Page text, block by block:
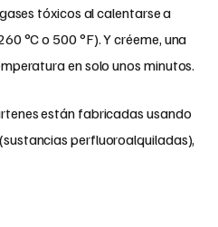
tóxicos al calentarse a
°C o 500 °F). Y créeme, una
en solo unos minutos.
están fabricadas usando
perfluoroalquiladas),